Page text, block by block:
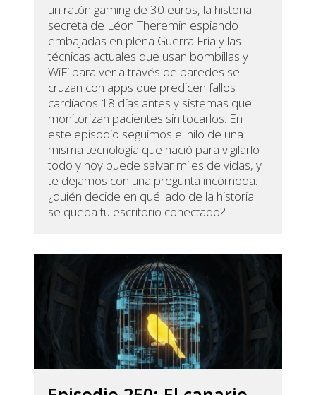
un ratón gaming de 30 euros, la historia
secreta de Léon Theremin espiando
embajadas en plena Guerra Fría y las
técnicas actuales que usan bombillas y
WiFi para ver a través de paredes se
cruzan con apps que predicen fallos
cardíacos 18 días antes y sistemas que
monitorizan pacientes sin tocarlos. En
este episodio seguimos el hilo de una
misma tecnología que nació para vigilarlo
todo y hoy puede salvar miles de vidas, y
te dejamos con una pregunta incómoda:
¿quién decide en qué lado de la historia
se queda tu escritorio conectado?